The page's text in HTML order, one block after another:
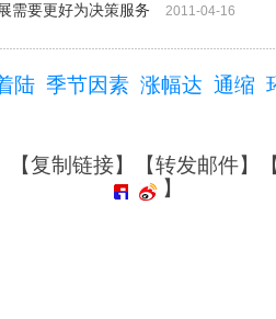
需要更好为决策服务 2011-04-16
陆 季节因素 涨幅达 通缩
【复制链接】【转发邮件】
】